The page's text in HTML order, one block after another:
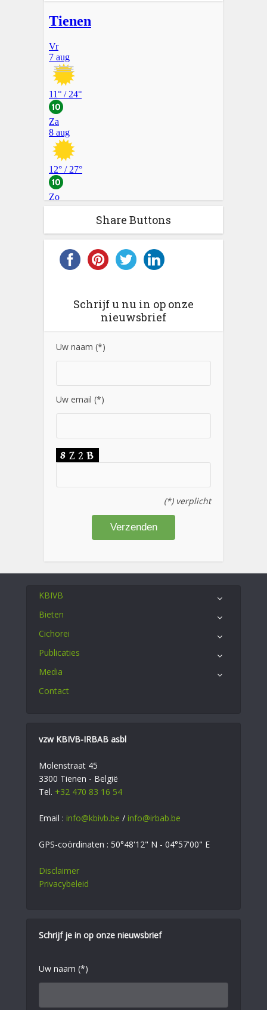
Share Buttons
Schrijf u nu in op onze
nieuwsbrief
Uw naam (*)
Uw email (*)
(*) verplicht
KBIVB
Bieten
Cichorei
Publicaties
Media
Contact
vzw KBIVB-IRBAB asbl
Molenstraat 45
3300 Tienen - België
Tel. +32 470 83 16 54
Email : info@kbivb.be / info@irbab.be
GPS-coördinaten : 50°48'12" N - 04°57'00" E
Disclaimer
Privacybeleid
Schrijf je in op onze nieuwsbrief
Uw naam (*)